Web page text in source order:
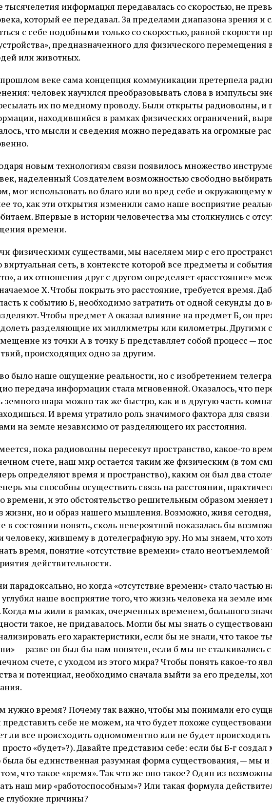
тысячелетия информация передавалась со скоростью, не
который ее передавал. За пределами диапазона зрения и
с себе подобными только со скоростью, равной скорости
предназначенного для физического перемещения
или животных.
веке сама концепция коммуникации претерпела
человек научился преобразовывать слова в импульсы
их по медному проводу. Были открыты радиоволны, и
находившийся в рамках физических ограничений,
что мысли и сведения можно передавать на огромные
новым технологиям связи появилось множество
наделенный Создателем возможностью свободно
мог использовать во благо или во вред себе и окружающему
то, как эти открытия изменили само наше восприятие
Впервые в истории человечества мы столкнулись с
времени.
физическими существами, мы населяем мир с его
виртуальная сеть, в контексте которой все предметы и
а их отношения друг с другом определяет «расстояние»
Х. Чтобы покрыть это расстояние, требуется время.
к событию Б, необходимо затратить от одной секунды до
Чтобы предмет А оказал влияние на предмет Б, он
разделяющие их миллиметры или километры. Другими
из точки А в точку Б представляет собой процесс —
происходящих одно за другим.
было наше ощущение реальности, но с изобретением
передача информации стала мгновенной. Оказалось, что
земного шара можно так же быстро, как и в другую часть
И время утратило роль значимого фактора для
на земле независимо от разделяющего их расстояния.
пока радиоволны пересекут пространство, какое‑то
счете, наш мир остается таким же физическим (в том
определяют время и пространство), каким он был два
мы способны осуществить связь на расстоянии,
времени, и это обстоятельство решительным образом меняет
жизни, но и образ нашего мышления. Возможно, живя сегодня,
в состоянии понять, сколь невероятной показалась бы
человеку, жившему в дотелеграфную эру. Но мы знаем, что
время, понятие «отсутствие времени» стало
действительности.
парадоксально, но когда «отсутствие времени» стало частью
углубил наше восприятие того, что жизнь человека на земле
Когда мы жили в рамках, очерченных временем, большого
такое, не придавалось. Могли бы мы знать о
его характеристики, если бы не знали, что такое
— разве он был бы нам понятен, если б мы не сталкивались
счете, с уходом из этого мира? Чтобы понять какое‑то
и потенциал, необходимо сначала выйти за его пределы,
нужно время? Почему так важно, чтобы мы понимали его
себе не можем, на что будет похоже
ли все происходить одномоментно или не будет
просто «будет»?). Давайте представим себе: если бы Б‑г
была бы единственная разумная форма существования, — мы
что такое «время». Так что же оно такое? Один из
наш мир «работоспособным»? Или такая формула
глубокие причины?